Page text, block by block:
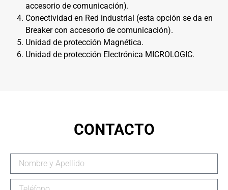
accesorio de comunicación).
Conectividad en Red industrial (esta opción se da en
Breaker con accesorio de comunicación).
Unidad de protección Magnética.
Unidad de protección Electrónica MICROLOGIC.
CONTACTO